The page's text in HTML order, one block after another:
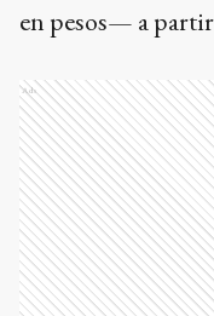
en pesos— a
Ads